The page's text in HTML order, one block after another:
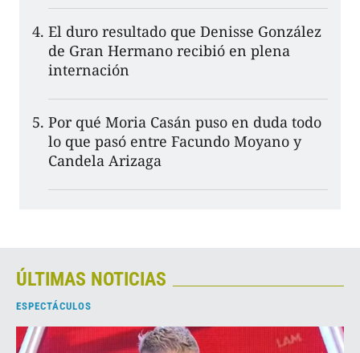
El duro resultado que Denisse González
de Gran Hermano recibió en plena
internación
Por qué Moria Casán puso en duda todo
lo que pasó entre Facundo Moyano y
Candela Arizaga
ÚLTIMAS NOTICIAS
ESPECTÁCULOS